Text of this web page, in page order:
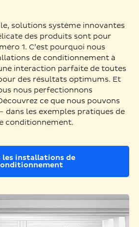
solutions système innovantes
des produits sont pour
1. C’est pourquoi nous
de conditionnement à
interaction parfaite de toutes
des résultats optimums. Et
nous perfectionnons
ce que nous pouvons
dans les exemples pratiques de
conditionnement.
les installations de